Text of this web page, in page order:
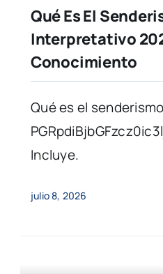
Qué Es El
Interpretativo
Conocimiento
Qué es el
Incluye.
julio 8, 2026